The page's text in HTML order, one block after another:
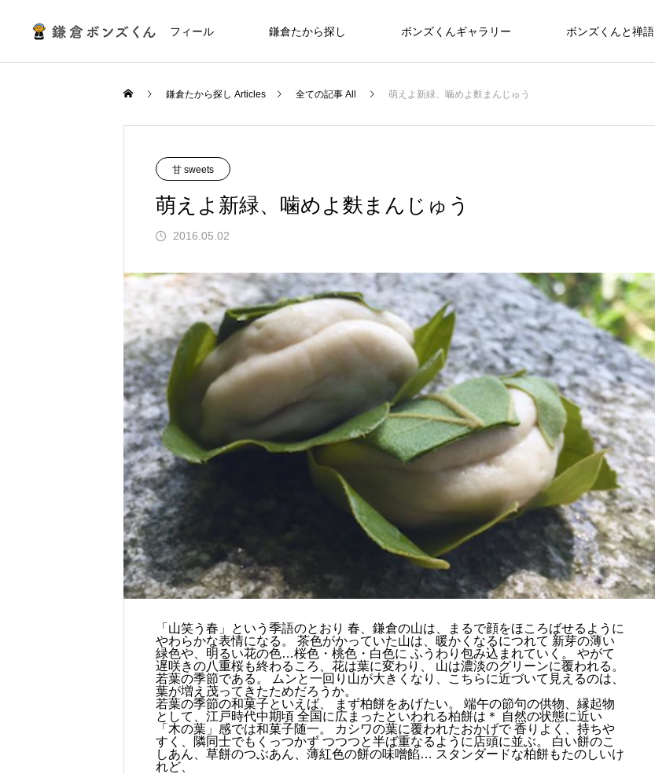
プロフィール 鎌倉たから探し ボンズくんギャラリー ボンズくんと禅語
鎌倉たから探し Articles 全ての記事 All 萌えよ新緑、噛めよ麩まんじゅう
甘 sweets
萌えよ新緑、噛めよ麩まんじゅう
2016.05.02
「山笑う春」という季語のとおり 春、鎌倉の山は、まるで顔をほころばせるように
やわらかな表情になる。 茶色がかっていた山は、暖かくなるにつれて 新芽の薄い
緑色や、明るい花の色…桜色・桃色・白色に ふうわり包み込まれていく。 やがて
遅咲きの八重桜も終わるころ、花は葉に変わり、 山は濃淡のグリーンに覆われる。
若葉の季節である。 ムンと一回り山が大きくなり、こちらに近づいて見えるのは、
葉が増え茂ってきたためだろうか。
若葉の季節の和菓子といえば、 まず柏餅をあげたい。 端午の節句の供物、縁起物
として、江戸時代中期頃 全国に広まったといわれる柏餅は＊ 自然の状態に近い
「木の葉」感では和菓子随一。 カシワの葉に覆われたおかげで 香りよく、持ちや
すく、隣同士でもくっつかず つつつと半ば重なるように店頭に並ぶ。 白い餅のこ
しあん、草餅のつぶあん、薄紅色の餅の味噌餡… スタンダードな柏餅もたのしいけ
れど、